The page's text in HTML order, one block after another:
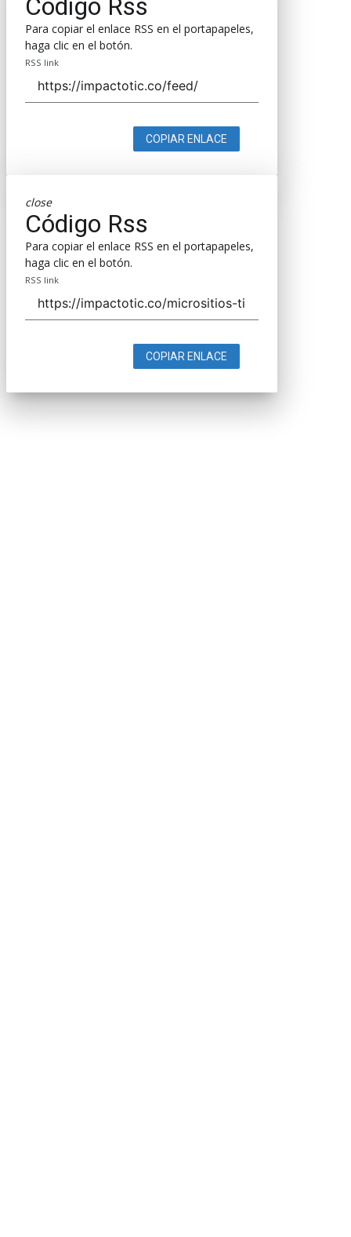
Código Rss
Para copiar el enlace RSS en el portapapeles,
haga clic en el botón.
RSS link
COPIAR ENLACE
close
Código Rss
Para copiar el enlace RSS en el portapapeles,
haga clic en el botón.
RSS link
COPIAR ENLACE